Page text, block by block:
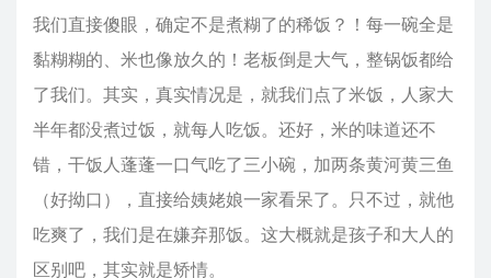
我们直接傻眼，确定不是煮糊了的稀饭？！每一碗全是
黏糊糊的、米也像放久的！老板倒是大气，整锅饭都给
了我们。其实，真实情况是，就我们点了米饭，人家大
半年都没煮过饭，就每人吃饭。还好，米的味道还不
错，干饭人蓬蓬一口气吃了三小碗，加两条黄河黄三鱼
（好拗口），直接给姨姥娘一家看呆了。只不过，就他
吃爽了，我们是在嫌弃那饭。这大概就是孩子和大人的
区别吧，其实就是矫情。